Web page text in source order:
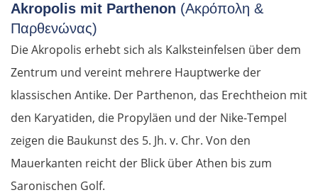
Akropolis mit Parthenon (Ακρόπολη &
Παρθενώνας)
Die Akropolis erhebt sich als Kalksteinfelsen über dem
Zentrum und vereint mehrere Hauptwerke der
klassischen Antike. Der Parthenon, das Erechtheion mit
den Karyatiden, die Propyläen und der Nike-Tempel
zeigen die Baukunst des 5. Jh. v. Chr. Von den
Mauerkanten reicht der Blick über Athen bis zum
Saronischen Golf.